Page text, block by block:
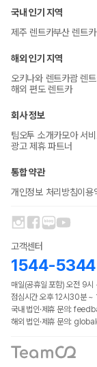
국내 인기 지역
제주 렌트카부산 렌트카
해외 인기 지역
오키나와 렌트카괌 렌
해외 편도 렌트카
회사 정보
팀오투 소개카모아 서
광고 제휴 파트너
통합 약관
개인정보 처리방침이용
고객센터
1544-5344
매일(공휴일 포함) 오전 9시
점심시간 오후 12시30분 ~
국내 법인·제휴 문의:
해외 법인·제휴 문의: